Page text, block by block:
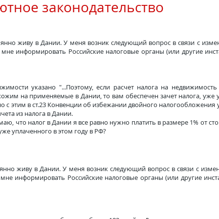
законодательство
живу в Дании. У меня возник следующий вопрос в связи с
информировать Российские налоговые органы (или другие
указано "...Поэтому, если расчет налога на
на применяемые в Дании, то вам обеспечен зачет налога, уже
с этим в ст.23 Конвенции об избежании двойного налогообложения
из налога в Дании.
что налог в Дании я все равно нужно платить в размере 1% от
уплаченного в этом году в РФ?
живу в Дании. У меня возник следующий вопрос в связи с
информировать Российские налоговые органы (или другие